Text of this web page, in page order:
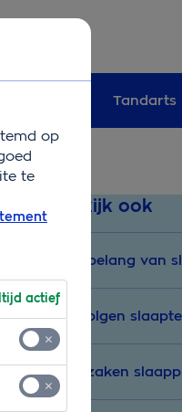
Tandarts
Bekijk ook
Het belang van
Gevolgen
Oorzaken
op
te
actief